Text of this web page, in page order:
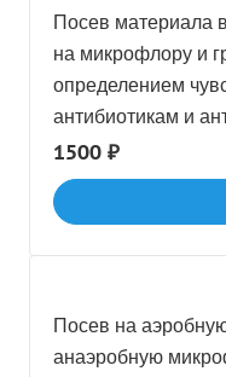
Посев материала
на микрофлору и
определением
антибиотикам и
мазок из ротоглотки
1500 ₽
Посев на
анаэробную